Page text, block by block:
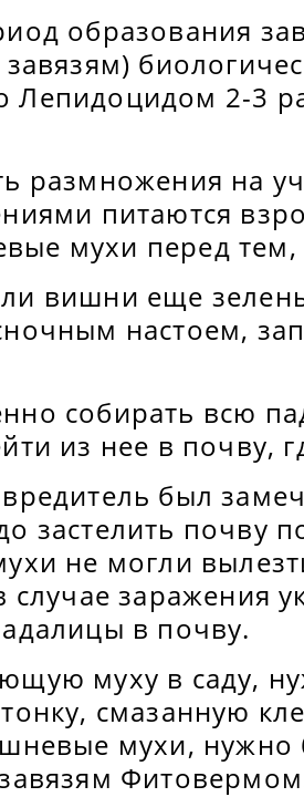
образования
Лепидоцидом 2-3
размножения на
питаются
мухи перед тем,
вишни еще
настоем,
собирать всю
из нее в почву,
был
застелить поч­ву
не могли
заражения
в почву.
муху в саду,
смазанную
мухи, нужно